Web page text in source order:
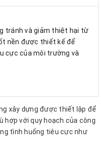
tránh và giảm thiệt hại từ
nền được thiết kế để
cực của môi trường và
xây dựng được thiết lập để
hợp với quy hoạch của công
tình huống tiêu cực như